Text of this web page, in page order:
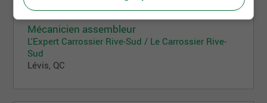
15 juillet 2026
Mécanicien assembleur
L'Expert Carrossier Rive-Sud / Le Carrossier Rive-
Sud
Lévis, QC